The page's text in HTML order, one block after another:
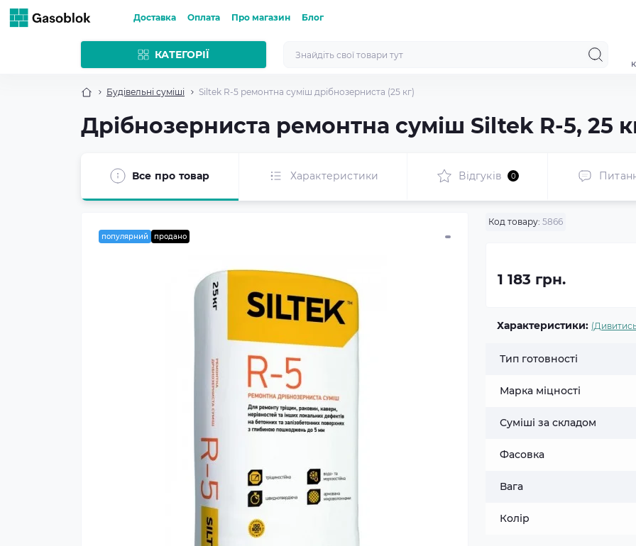
Доставка Оплата Про магазин Блог
КАТЕГОРІЇ
Будівельні суміші Siltek R-5 ремонтна суміш дрібнозерниста (25 кг)
Дрібнозерниста ремонтна суміш Siltek R-5, 25
Все про товар Характеристики Відгуків 0
популярний продано
Код товару: 5866
1 183 грн.
Характеристики:
Тип готовності
Марка міцності
Суміші за складом
Фасовка
Вага
Колір